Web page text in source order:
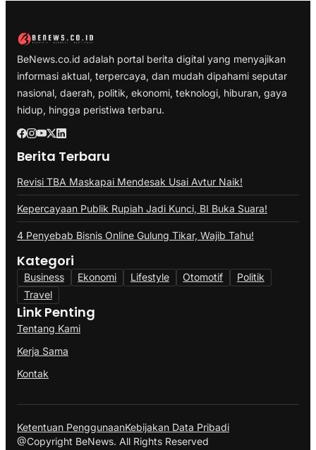
BeNews.co.id adalah portal berita digital yang menyajikan
informasi aktual, terpercaya, dan mudah dipahami seputar
nasional, daerah, politik, ekonomi, teknologi, hiburan, gaya
hidup, hingga peristiwa terbaru.
Berita Terbaru
Revisi TBA Maskapai Mendesak Usai Avtur Naik!
Kepercayaan Publik Rupiah Jadi Kunci, BI Buka Suara!
4 Penyebab Bisnis Online Gulung Tikar, Wajib Tahu!
Kategori
Business Ekonomi Lifestyle Otomotif
Politik
Travel
Link Penting
Tentang Kami
Kerja Sama
Kontak
Ketentuan PenggunaanKebijakan Data Pribadi
@Copyright BeNews. All Rights Reserved